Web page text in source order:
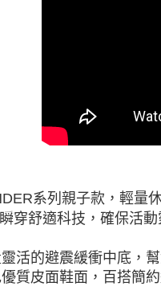
系列親子款，輕量
穿舒適科技，確保活
活的避震緩衝中底，
質皮面鞋面，百搭簡